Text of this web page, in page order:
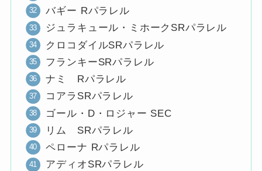
バギー Rパラレル
ジュラキュール・ミホークSRパラレル
クロコダイルSRパラレル
フランキーSRパラレル
ナミ Rパラレル
コアラSRパラレル
ゴール・D・ロジャー SEC
リム SRパラレル
ペローナ Rパラレル
アディオSRパラレル